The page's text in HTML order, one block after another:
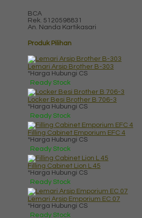
BCA
Rek. 5120598831
An. Nanda Kartikasari
Produk Pilihan
Lemari Arsip Brother B-303
*Harga Hubungi CS
Ready Stock
Locker Besi Brother B 706-3
*Harga Hubungi CS
Ready Stock
Filling Cabinet Emporium EFC 4
*Harga Hubungi CS
Ready Stock
Filling Cabinet Lion L 45
*Harga Hubungi CS
Ready Stock
Lemari Arsip Emporium EC 07
*Harga Hubungi CS
Ready Stock